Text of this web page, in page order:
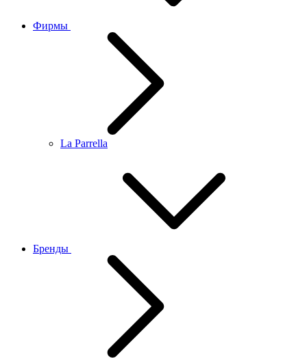
Фирмы
La Parrella
Бренды